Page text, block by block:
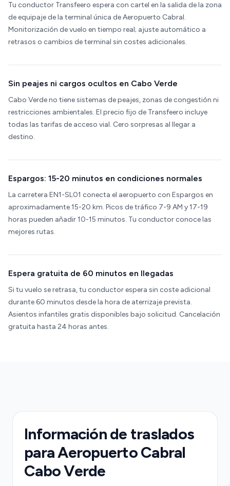
Tu conductor Transfeero espera con cartel en la salida de la zona
de equipaje de la terminal única de Aeropuerto Cabral.
Monitorización de vuelo en tiempo real; ajuste automático a
retrasos o cambios de terminal sin costes adicionales.
Sin peajes ni cargos ocultos en Cabo Verde
Cabo Verde no tiene sistemas de peajes, zonas de congestión ni
restricciones ambientales. El precio fijo de Transfeero incluye
todas las tarifas de acceso vial. Cero sorpresas al llegar a
destino.
Espargos: 15-20 minutos en condiciones normales
La carretera EN1-SL01 conecta el aeropuerto con Espargos en
aproximadamente 15-20 km. Picos de tráfico 7-9 AM y 17-19
horas pueden añadir 10-15 minutos. Tu conductor conoce las
mejores rutas.
Espera gratuita de 60 minutos en llegadas
Si tu vuelo se retrasa, tu conductor espera sin coste adicional
durante 60 minutos desde la hora de aterrizaje prevista.
Asientos infantiles gratis disponibles bajo solicitud. Cancelación
gratuita hasta 24 horas antes.
Información de traslados
para Aeropuerto Cabral
Cabo Verde